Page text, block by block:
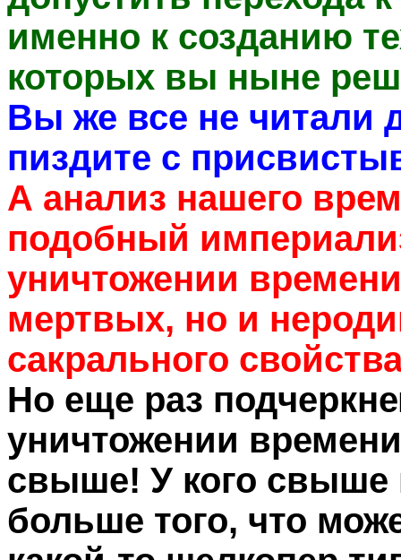
именно к созданию
которых вы ныне
Вы же все не читали
пиздите с
А анализ нашего
подобный
уничтожении
мертвых, но и
сакрального
Но еще раз
уничтожении
свыше! У кого свыше
больше того, что